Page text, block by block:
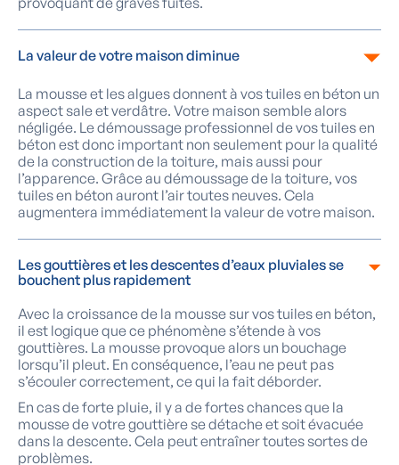
La valeur de votre maison diminue
La mousse et les algues donnent à vos tuiles en béton un
aspect sale et verdâtre. Votre maison semble alors
négligée. Le démoussage professionnel de vos tuiles en
béton est donc important non seulement pour la qualité
de la construction de la toiture, mais aussi pour
l’apparence. Grâce au démoussage de la toiture, vos
tuiles en béton auront l’air toutes neuves. Cela
augmentera immédiatement la valeur de votre maison.
Les gouttières et les descentes d’eaux pluviales se
bouchent plus rapidement
Avec la croissance de la mousse sur vos tuiles en béton,
il est logique que ce phénomène s’étende à vos
gouttières. La mousse provoque alors un bouchage
lorsqu’il pleut. En conséquence, l’eau ne peut pas
s’écouler correctement, ce qui la fait déborder.
En cas de forte pluie, il y a de fortes chances que la
mousse de votre gouttière se détache et soit évacuée
dans la descente. Cela peut entraîner toutes sortes de
problèmes.